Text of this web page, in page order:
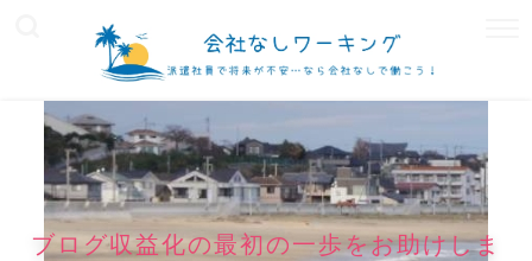
ブログ収益化の最初の一歩をお助けしま